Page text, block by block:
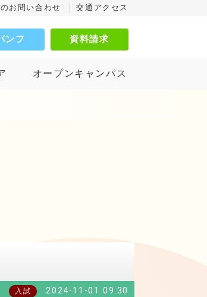
お問い合わせ 交通アクセス
ンフ 資料請求
オープンキャンパス
入試 2024-11-01 09:30